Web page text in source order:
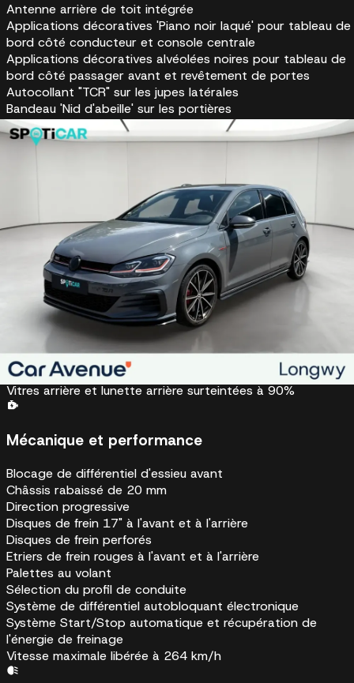
Antenne arrière de toit intégrée
Applications décoratives 'Piano noir laqué' pour tableau de
bord côté conducteur et console centrale
Applications décoratives alvéolées noires pour tableau de
bord côté passager avant et revêtement de portes
Autocollant "TCR" sur les jupes latérales
Bandeau 'Nid d'abeille' sur les portières
Cerclage chromé des instruments de bord et des aérateurs
Essuie-glace arrière intermittent avec lave-glace
Jantes 19 pouces noir mat
Logo 'GTI' écrit en blanc sur les étriers de frein rouge à
Pare-chocs avant et arrière et diffuseur spécifiques
Pédalier et repose-pied en acier inoxydable brossé
Poignées de portes couleur carrosserie
Rétroviseurs extérieurs électriques, dégivrants et
asphérique côté conducteur
Rétroviseurs peints en noir
Seuils de porte avant éclairés 'GTI'
Sorties d'échappement chromées à droite et à gauche
Spoiler spécifique GTI TCR
Toit et coques de rétroviseurs en noir
Vitres arrière et lunette arrière surteintées à 90%
Mécanique et performance
Blocage de différentiel d'essieu avant
Châssis rabaissé de 20 mm
Direction progressive
Disques de frein 17" à l'avant et à l'arrière
Disques de frein perforés
Etriers de frein rouges à l'avant et à l'arrière
Palettes au volant
Sélection du profil de conduite
Système de différentiel autobloquant électronique
Système Start/Stop automatique et récupération de
l'énergie de freinage
Vitesse maximale libérée à 264 km/h